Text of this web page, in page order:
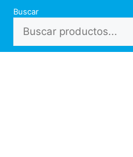
Saltar
contenido
Buscar